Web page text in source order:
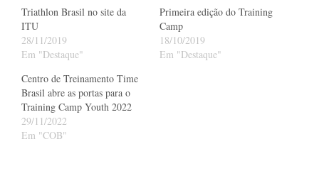
Triathlon Brasil no site da
ITU
28/11/2019
Em "Destaque"
Primeira edição do Training
Camp
18/10/2019
Em "Destaque"
Centro de Treinamento Time
Brasil abre as portas para o
Training Camp Youth 2022
29/11/2022
Em "COB"